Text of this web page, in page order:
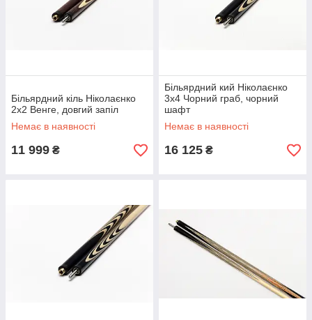
Більярдний кіль Ніколаєнко
2х2 Венге, довгий запіл
Немає в наявності
11 999 ₴
Більярдний кий Ніколаєнко
3х4 Чорний граб, чорний
шафт
Немає в наявності
16 125 ₴